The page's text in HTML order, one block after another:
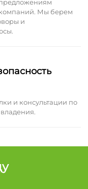
предложениям
Мы берем
и
и консультации по